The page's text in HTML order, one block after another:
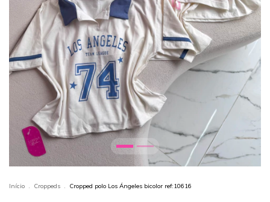
Início . Croppeds . Cropped polo Los Ángeles bicolor ref:10616